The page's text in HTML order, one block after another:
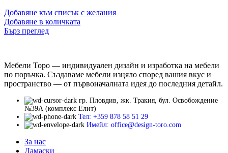
Добавяне към списък с желания
Добавяне в количката
Бърз преглед
Мебели Торо — индивидуален дизайн и изработка на мебели
по поръчка. Създаваме мебели изцяло според вашия вкус и
пространство — от първоначалната идея до последния детайл.
гр. Пловдив, жк. Тракия, бул. Освобождение
№39А (комплекс Елит)
Тел: +359 878 58 51 29
Имейл: office@design-toro.com
За нас
Дамаски